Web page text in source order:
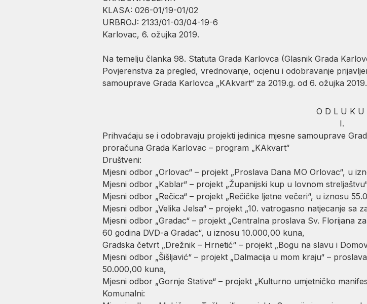
KLASA: 026-01/19-01/02
URBROJ: 2133/01-03/04-19-6
Karlovac, 6. ožujka 2019.
Na temelju članka 98. Statuta Grada Karlovca (Glasnik Grada
Povjerenstva za pregled, vrednovanje, ocjenu i odobravanje
samouprave Grada Karlovca „KAkvart“ za 2019.g. od 6. ožujka
O D L U K U
I.
Prihvaćaju se i odobravaju projekti jedinica mjesne samouprave
proračuna Grada Karlovac – program „KAkvart“
Društveni:
Mjesni odbor „Orlovac“ – projekt „Proslava Dana MO Orlovac“, u
Mjesni odbor „Kablar“ – projekt „Županijski kup u lovnom
Mjesni odbor „Rečica“ – projekt „Rečičke ljetne večeri“, u iznosu
Mjesni odbor „Velika Jelsa“ – projekt „10. vatrogasno natjecanje sa
Mjesni odbor „Gradac“ – projekt „Centralna proslava Sv. Florijana
60 godina DVD-a Gradac“, u iznosu 10.000,00 kuna,
Gradska četvrt „Drežnik – Hrnetić“ – projekt „Bogu na slavu i
Mjesni odbor „Šišljavić“ – projekt „Dalmacija u mom kraju“ –
50.000,00 kuna,
Mjesni odbor „Gornje Stative“ – projekt „Kulturno umjetničko
Komunalni: